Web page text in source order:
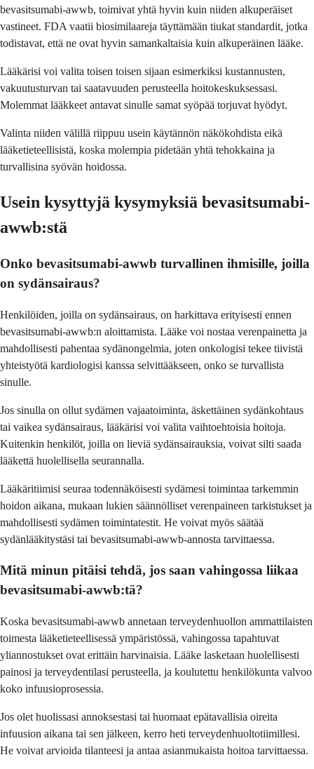
bevasitsumabi-awwb, toimivat yhtä hyvin kuin niiden alkuperäiset
vastineet. FDA vaatii biosimilaareja täyttämään tiukat standardit, jotka
todistavat, että ne ovat hyvin samankaltaisia kuin alkuperäinen lääke.
Lääkärisi voi valita toisen toisen sijaan esimerkiksi kustannusten,
vakuutusturvan tai saatavuuden perusteella hoitokeskuksessasi.
Molemmat lääkkeet antavat sinulle samat syöpää torjuvat hyödyt.
Valinta niiden välillä riippuu usein käytännön näkökohdista eikä
lääketieteellisistä, koska molempia pidetään yhtä tehokkaina ja
turvallisina syövän hoidossa.
Usein kysyttyjä kysymyksiä bevasitsumabi-
awwb:stä
Onko bevasitsumabi-awwb turvallinen ihmisille, joilla
on sydänsairaus?
Henkilöiden, joilla on sydänsairaus, on harkittava erityisesti ennen
bevasitsumabi-awwb:n aloittamista. Lääke voi nostaa verenpainetta ja
mahdollisesti pahentaa sydänongelmia, joten onkologisi tekee tiivistä
yhteistyötä kardiologisi kanssa selvittääkseen, onko se turvallista
sinulle.
Jos sinulla on ollut sydämen vajaatoiminta, äskettäinen sydänkohtaus
tai vaikea sydänsairaus, lääkärisi voi valita vaihtoehtoisia hoitoja.
Kuitenkin henkilöt, joilla on lieviä sydänsairauksia, voivat silti saada
lääkettä huolellisella seurannalla.
Lääkäritiimisi seuraa todennäköisesti sydämesi toimintaa tarkemmin
hoidon aikana, mukaan lukien säännölliset verenpaineen tarkistukset ja
mahdollisesti sydämen toimintatestit. He voivat myös säätää
sydänlääkitystäsi tai bevasitsumabi-awwb-annosta tarvittaessa.
Mitä minun pitäisi tehdä, jos saan vahingossa liikaa
bevasitsumabi-awwb:tä?
Koska bevasitsumabi-awwb annetaan terveydenhuollon ammattilaisten
toimesta lääketieteellisessä ympäristössä, vahingossa tapahtuvat
yliannostukset ovat erittäin harvinaisia. Lääke lasketaan huolellisesti
painosi ja terveydentilasi perusteella, ja koulutettu henkilökunta valvoo
koko infuusioprosessia.
Jos olet huolissasi annoksestasi tai huomaat epätavallisia oireita
infuusion aikana tai sen jälkeen, kerro heti terveydenhuoltotiimillesi.
He voivat arvioida tilanteesi ja antaa asianmukaista hoitoa tarvittaessa.